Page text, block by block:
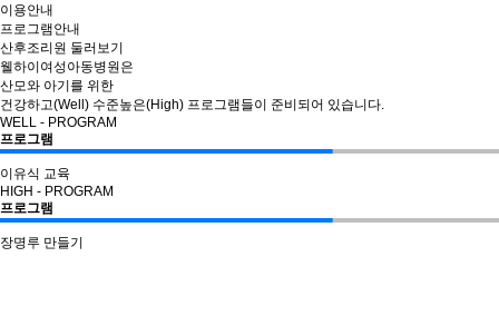
이용안내
프로그램안내
산후조리원 둘러보기
웰하이여성아동병원은
산모와 아기를 위한
건강하고(Well) 수준높은(High) 프로그램들이 준비되어 있습니다.
WELL - PROGRAM
프로그램
이유식 교육
HIGH - PROGRAM
프로그램
장명루 만들기